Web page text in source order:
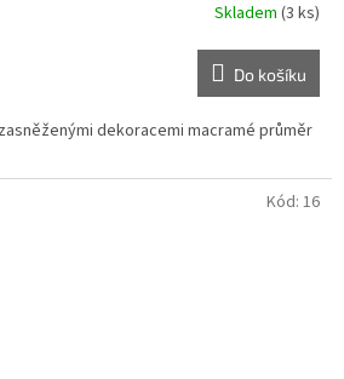
Skladem (3 ks)
Do košíku
dekoracemi macramé průměr
Kód: 16